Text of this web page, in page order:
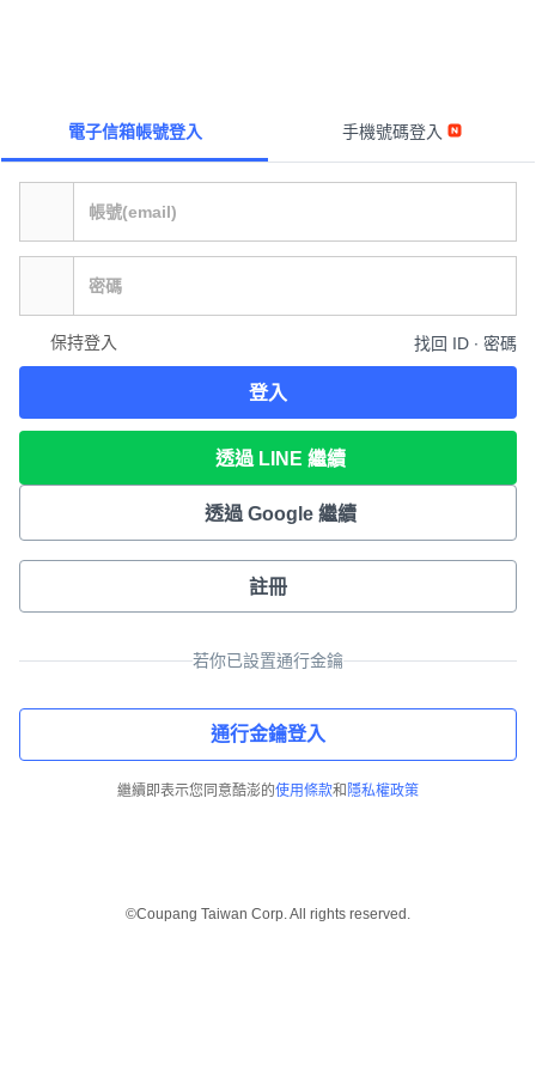
電子信箱帳號登入 手機號碼登入
保持登入 找回 ID ∙ 密碼
登入
透過 LINE 繼續
透過 Google 繼續
註冊
若你已設置通行金鑰
通行金鑰登入
繼續即表示您同意酷澎的使用條款和 隱私權政策
©Coupang Taiwan Corp. All rights reserved.